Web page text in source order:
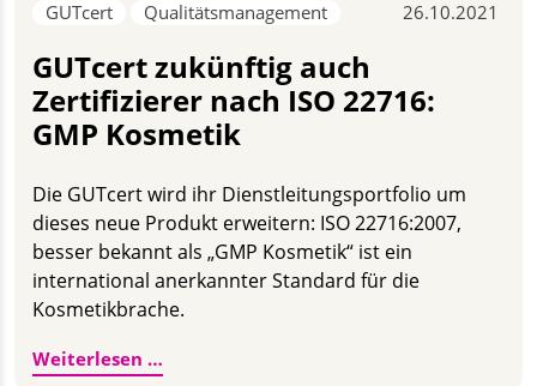
GUTcert Qualitätsmanagement 26.10.2021
GUTcert zukünftig auch
Zertifizierer nach ISO 22716:
GMP Kosmetik
Die GUTcert wird ihr Dienstleitungsportfolio um
dieses neue Produkt erweitern: ISO 22716:2007,
besser bekannt als „GMP Kosmetik“ ist ein
international anerkannter Standard für die
Kosmetikbrache.
Weiterlesen …